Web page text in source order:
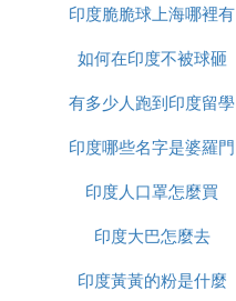
印度脆脆球上海哪裡有
如何在印度不被球砸
有多少人跑到印度留學
印度哪些名字是婆羅門
種姓
印度人口罩怎麼買
印度大巴怎麼去
印度黃黃的粉是什麼